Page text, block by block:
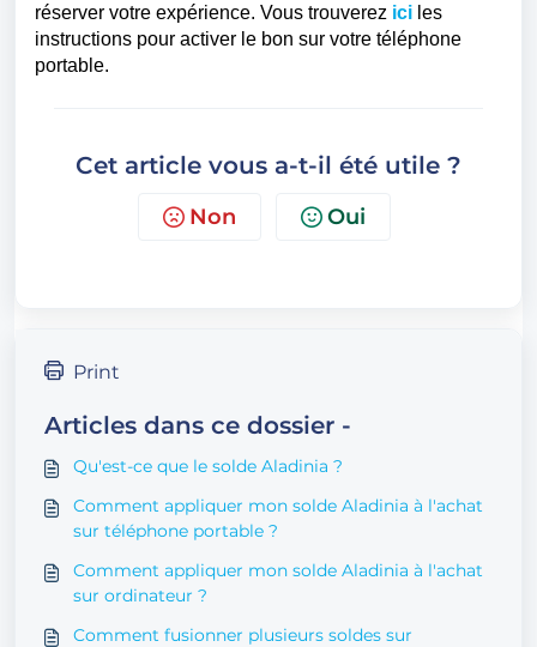
réserver votre expérience. Vous trouverez ici les
instructions pour activer le bon sur votre téléphone
portable.
Cet article vous a-t-il été utile ?
Non Oui
Print
Articles dans ce dossier -
Qu'est-ce que le solde Aladinia ?
Comment appliquer mon solde Aladinia à l'achat
sur téléphone portable ?
Comment appliquer mon solde Aladinia à l'achat
sur ordinateur ?
Comment fusionner plusieurs soldes sur